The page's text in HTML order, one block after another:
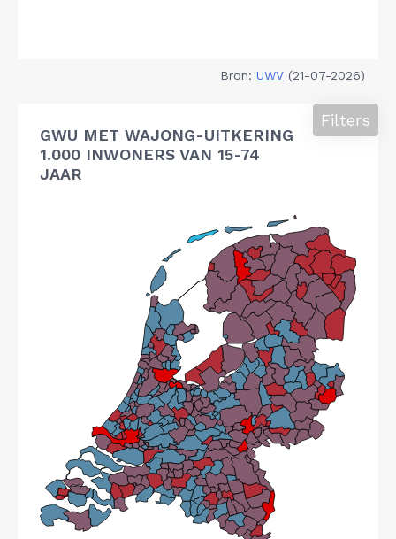
Bron: UWV (21-07-2026)
GWU MET WAJONG-UITKERING
1.000 INWONERS VAN 15-74
JAAR
Filters